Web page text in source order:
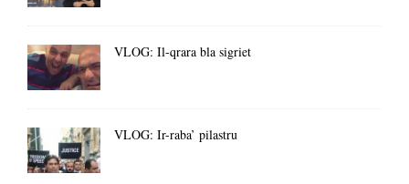
VLOG: Il-qrara bla sigriet
VLOG: Ir-raba’ pilastru